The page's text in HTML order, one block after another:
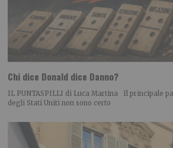
Chi dice Donald dice Danno?
IL PUNTASPILLI di Luca Martina Il principale
degli Stati Uniti non sono certo